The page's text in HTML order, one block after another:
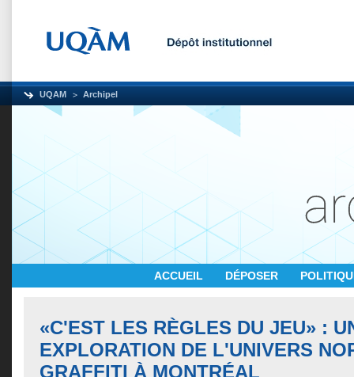
UQAM Archipel
ACCUEIL DÉPOSER
«C'EST LES RÈGLES DU JEU» :
EXPLORATION DE L'UNIVERS
GRAFFITI À MONTRÉAL